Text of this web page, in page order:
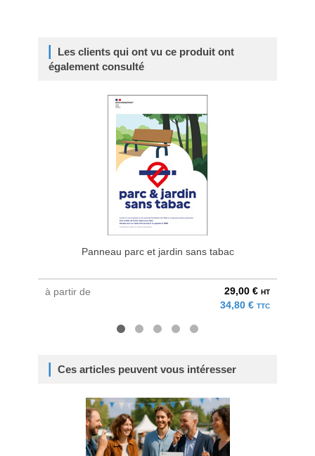
Les clients qui ont vu ce produit ont
également consulté
Panneau parc et jardin sans tabac
à partir de 29,00 € HT
34,80 € TTC
Ces articles peuvent vous intéresser